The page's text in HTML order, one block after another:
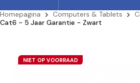
Homepagina Computers & Tablets
Cat6 - 5 Jaar Garantie - Zwart
NIET OP VOORRAAD